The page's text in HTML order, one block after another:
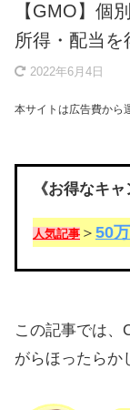
【GMO】個
所得・配当を
2022年6月4日
本サイトは広告費から
《お得なキ
人気記事 ＞ 50
この記事では、
がらほったらか